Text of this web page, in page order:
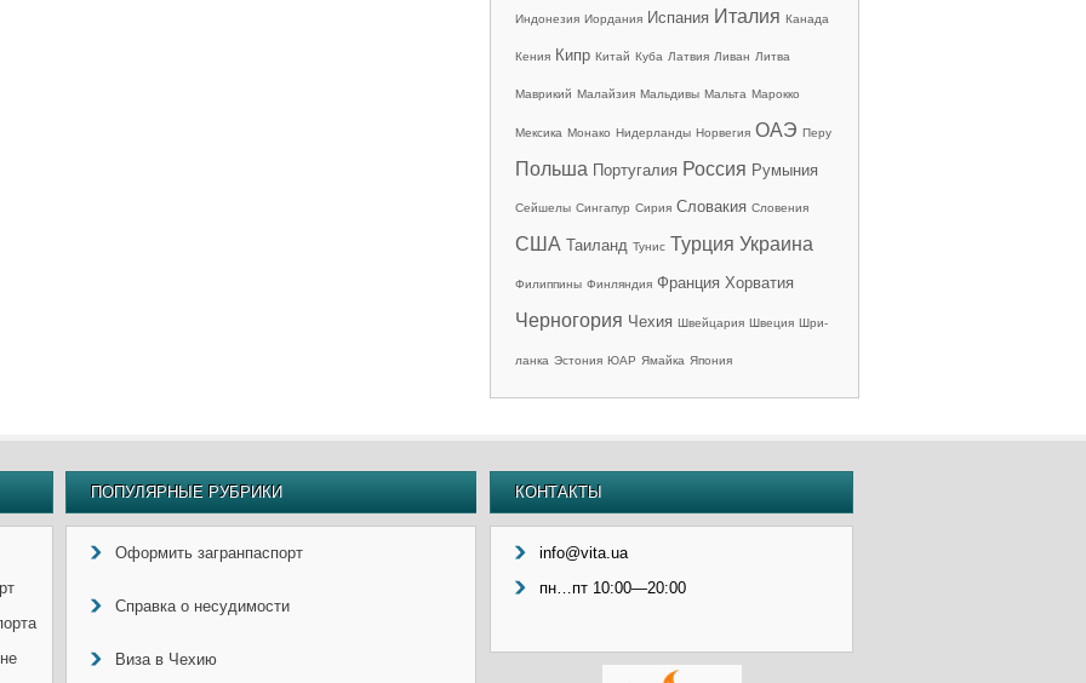
Индонезия Иордания Испания Италия Канада
Кения Кипр Китай Куба Латвия Ливан Литва
Маврикий Малайзия Мальдивы Мальта Марокко
Мексика Монако Нидерланды Норвегия ОАЭ Перу
Польша Португалия Россия Румыния
Сейшелы Сингапур Сирия Словакия Словения
США Таиланд Тунис Турция Украина
Филиппины Финляндия Франция Хорватия
Черногория Чехия Швейцария Швеция Шри-
ланка Эстония ЮАР Ямайка Япония
ПОПУЛЯРНЫЕ РУБРИКИ
Оформить загранпаспорт
Справка о несудимости
Виза в Чехию
КОНТАКТЫ
info@vita.ua
пн…пт 10:00—20:00